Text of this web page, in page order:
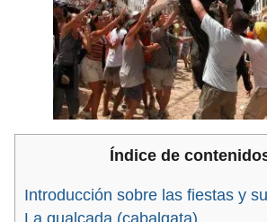
Índice de
Introducción sobre las fiestas y
La qualcada (cabalgata)